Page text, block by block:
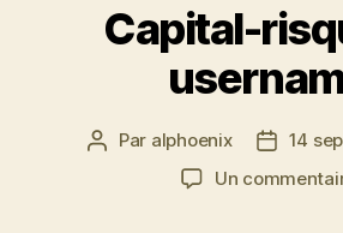
Capital-
Auteur
Par alphoenix
Date
14
Un